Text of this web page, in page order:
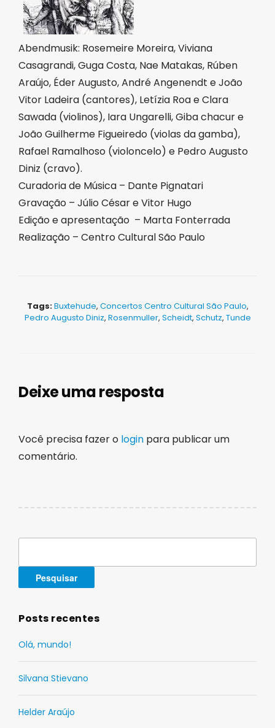
Abendmusik: Rosemeire Moreira, Viviana
Casagrandi, Guga Costa, Nae Matakas, Rúben
Araújo, Éder Augusto, André Angenendt e João
Vitor Ladeira (cantores), Letízia Roa e Clara
Sawada (violinos), Iara Ungarelli, Giba chacur e
João Guilherme Figueiredo (violas da gamba),
Rafael Ramalhoso (violoncelo) e Pedro Augusto
Diniz (cravo).
Curadoria de Música – Dante Pignatari
Gravação – Júlio César e Vitor Hugo
Edição e apresentação – Marta Fonterrada
Realização – Centro Cultural São Paulo
Tags:Buxtehude, Concertos Centro Cultural São Paulo,
Pedro Augusto Diniz, Rosenmuller, Scheidt, Schutz, Tunde
Deixe uma resposta
Você precisa fazer o login para publicar um
comentário.
Posts recentes
Olá, mundo!
Silvana Stievano
Helder Araújo